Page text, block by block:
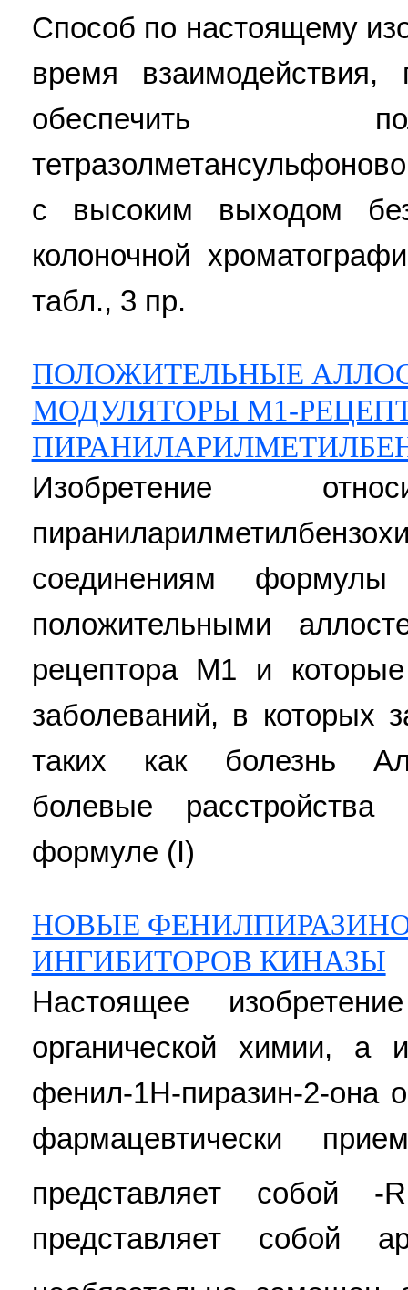
Способ по настоящему
время взаимодействия,
обеспечить
с высоким выходом
колоночной
табл., 3 пр.
ПОЛОЖИТЕЛЬНЫЕ
МОДУЛЯТОРЫ М1-
Изобретение
соединениям
положительными
рецептора M1 и
заболеваний, в которых
таких как болезнь
болевые
формуле (I)
НОВЫЕ
ИНГИБИТОРОВ КИНАЗЫ
Настоящее
органической химии, а
фенил-1Н-пиразин-2-
фармацевтически
представляет собой -R
представляет собой